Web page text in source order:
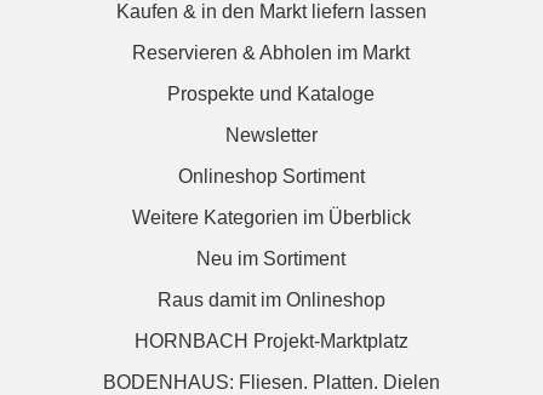
Kaufen & in den Markt liefern lassen
Reservieren & Abholen im Markt
Prospekte und Kataloge
Newsletter
Onlineshop Sortiment
Weitere Kategorien im Überblick
Neu im Sortiment
Raus damit im Onlineshop
HORNBACH Projekt-Marktplatz
BODENHAUS: Fliesen. Platten. Dielen